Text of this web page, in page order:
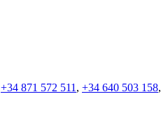
+34 871 572 511 , +34 640 503 158,